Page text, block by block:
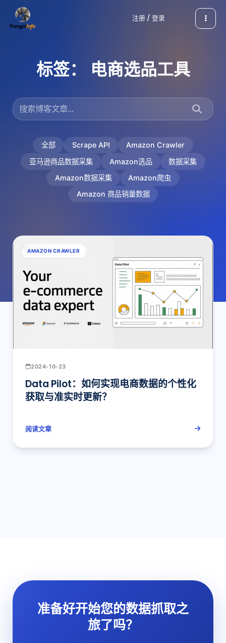
注册 / 登录
标签： 电商选品工具
全部 Scrape API
Amazon Crawler
亚马逊商品数据采集
Amazon选品
数据采集
Amazon数据采集
Amazon爬虫
Amazon 商品销量数据
AMAZON CRAWLER
2024-10-23
Data Pilot：如何实现电商数据的个性化
获取与准实时更新？
阅读文章
准备好开始您的数据抓取之
旅了吗？